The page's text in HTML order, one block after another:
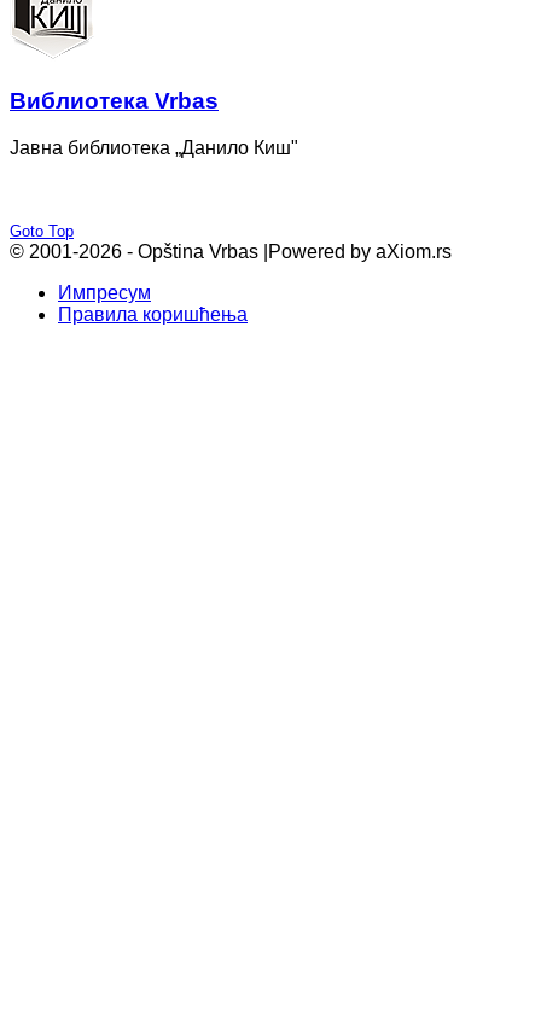
Bиблиотека Vrbas
Јавна библиотека „Данило Киш"
Goto Top
© 2001-2026 - Opština Vrbas | Powered by aXiom.rs
Импресум
Правила коришћења